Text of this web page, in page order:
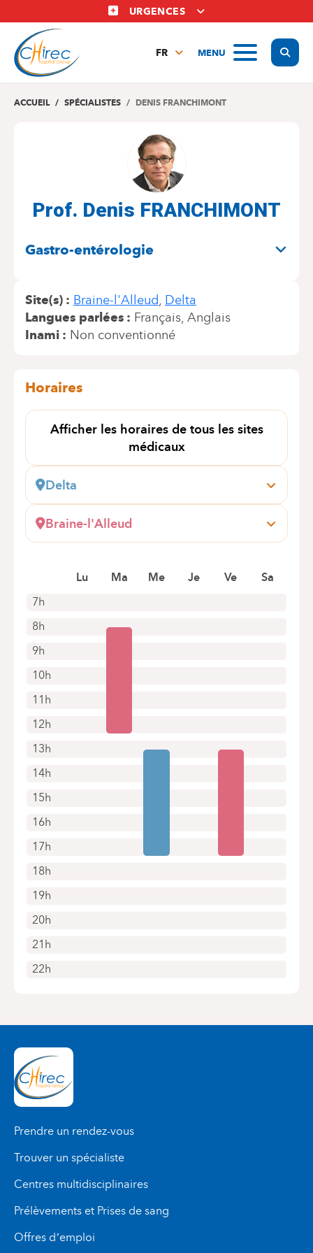
au
contenu
principal
URGENCES
MENU
FR
EN
ACCUEIL SPÉCIALISTES DENIS FRANCHIMONT
Prof. Denis FRANCHIMONT
Gastro-entérologie
Site(s) Braine-l'Alleud Delta
Langues parlées
Français Anglais
Inami
Non conventionné
Horaires
Afficher les horaires de tous les sites
médicaux
Delta
Boulevard du Triomphe, 201
1160 Auderghem
Braine-l'Alleud
Wayez, 35
+32 2 434 70 90
Rendez-vous uniquement par téléphone
7h
8h
9h
10h
11h
12h
13h
14h
15h
16h
17h
18h
19h
20h
21h
22h
Lu Ma Me Je Ve Sa
Prendre un rendez-vous
Trouver un spécialiste
Centres multidisciplinaires
Prélèvements et Prises de sang
Offres d’emploi